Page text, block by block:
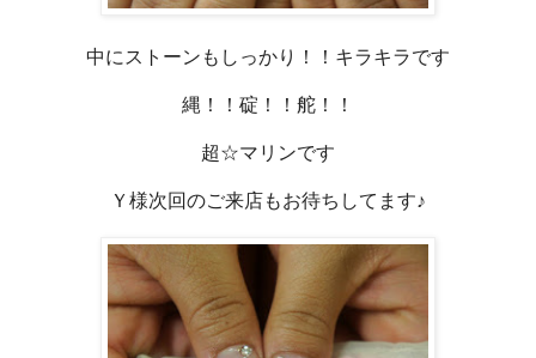
中にストーンもしっかり！！キラキラです
縄！！碇！！舵！！
超☆マリンです
Ｙ様次回のご来店もお待ちしてます♪